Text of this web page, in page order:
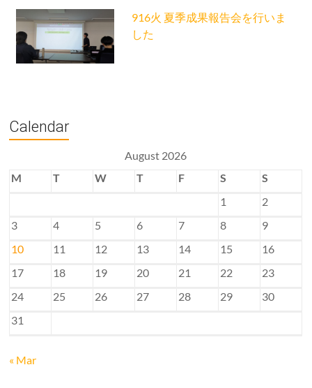
916火 夏季成果報告会を行いま
した
Calendar
August 2026
M
T W T F S
S
1
2
3
4 5 6 7 8
9
10
11 12 13 14 15
16
17
18 19 20 21 22
23
24
25 26 27 28 29
30
31
« Mar